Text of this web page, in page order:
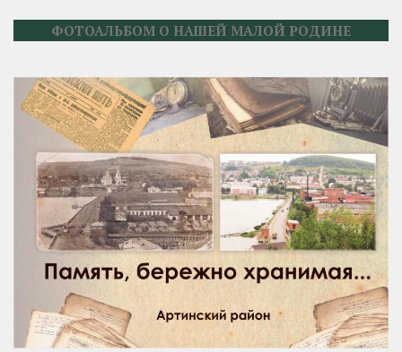
Это крохотная доля истории Свердловской
области, если у вас появилось желание узнать
историю глубже, вы можете ознакомиться с
книгами Свердловской области, взять
интересующую вас книгу в Артинской центральной
или детской библиотеке.
СЛЕДУЮЩАЯ ПУБЛИКАЦИЯ
Тупицин Андрей Владимирович